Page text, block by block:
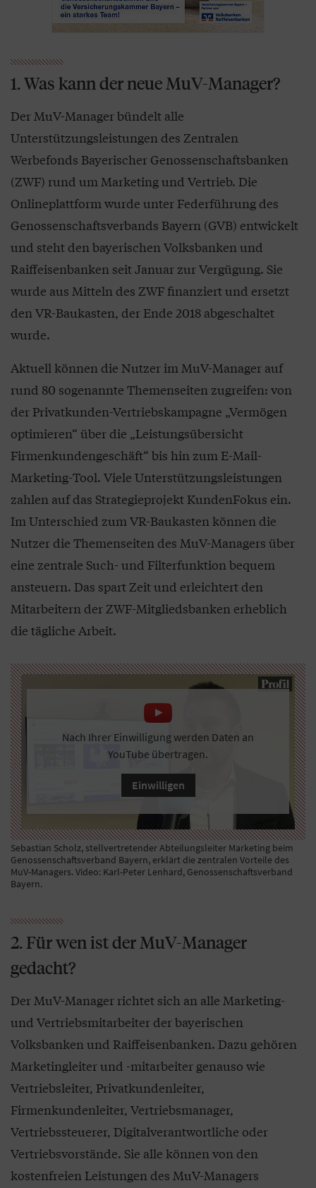
1. Was kann der neue MuV-Manager?
Der MuV-Manager bündelt alle
Unterstützungsleistungen des Zentralen
Werbefonds Bayerischer Genossenschaftsbanken
(ZWF) rund um Marketing und Vertrieb. Die
Onlineplattform wurde unter Federführung des
Genossenschaftsverbands Bayern (GVB) entwickelt
und steht den bayerischen Volksbanken und
Raiffeisenbanken seit Januar zur Vergügung. Sie
wurde aus Mitteln des ZWF finanziert und ersetzt
den VR-Baukasten, der Ende 2018 abgeschaltet
wurde.
Aktuell können die Nutzer im MuV-Manager auf
rund 80 sogenannte Themenseiten zugreifen: von
der Privatkunden-Vertriebskampagne „Vermögen
optimieren“ über die „Leistungsübersicht
Firmenkundengeschäft“ bis hin zum E-Mail-
Marketing-Tool. Viele Unterstützungsleistungen
zahlen auf das Strategieprojekt KundenFokus ein.
Im Unterschied zum VR-Baukasten können die
Nutzer die Themenseiten des MuV-Managers über
eine zentrale Such- und Filterfunktion bequem
ansteuern. Das spart Zeit und erleichtert den
Mitarbeitern der ZWF-Mitgliedsbanken erheblich
die tägliche Arbeit.
Nach Ihrer Einwilligung werden Daten an
YouTube übertragen.
Einwilligen
Sebastian Scholz, stellvertretender Abteilungsleiter Marketing beim
Genossenschaftsverband Bayern, erklärt die zentralen Vorteile des
MuV-Managers. Video: Karl-Peter Lenhard, Genossenschaftsverband
Bayern.
2. Für wen ist der MuV-Manager
gedacht?
Der MuV-Manager richtet sich an alle Marketing-
und Vertriebsmitarbeiter der bayerischen
Volksbanken und Raiffeisenbanken. Dazu gehören
Marketingleiter und -mitarbeiter genauso wie
Vertriebsleiter, Privatkundenleiter,
Firmenkundenleiter, Vertriebsmanager,
Vertriebssteuerer, Digitalverantwortliche oder
Vertriebsvorstände. Sie alle können von den
kostenfreien Leistungen des MuV-Managers